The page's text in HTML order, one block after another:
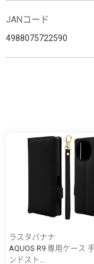
JANコード
4988075722590
ラスタバナナ
AQUOS R9 専用ケース
ンドスト...